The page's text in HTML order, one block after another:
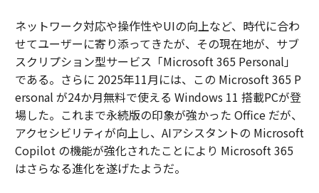
ネットワーク対応や操作性やUIの向上など、時代に合わ
せてユーザーに寄り添ってきたが、その現在地が、サブ
スクリプション型サービス「Microsoft 365 Personal」
である。さらに 2025年11月には、この Microsoft 365 P
ersonal が24か月無料で使える Windows 11 搭載PCが登
場した。これまで永続版の印象が強かった Office だが、
アクセシビリティが向上し、AIアシスタントの Microsoft
Copilot の機能が強化されたことにより Microsoft 365
はさらなる進化を遂げたようだ。